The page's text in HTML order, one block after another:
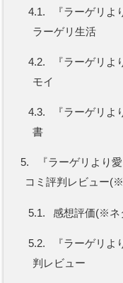
4.1.
『ラーゲリよ
ラーゲリ生活
4.2.
『ラーゲリよ
モイ
4.3.
『ラーゲリよ
書
5.
『ラーゲリより
コミ評判レビュー
5.1. 感想評価(※ネ
5.2.
『ラーゲリよ
判レビュー